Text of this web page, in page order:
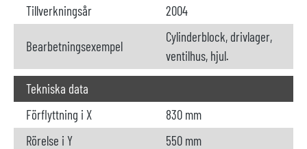
Tillverkningsår
2004
Bearbetningsexempel
Cylinderblock, drivlager,
ventilhus, hjul.
Tekniska data
Förflyttning i X
830 mm
Rörelse i Y
550 mm